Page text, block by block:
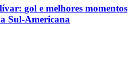
gol e melhores momentos
Sul-Americana